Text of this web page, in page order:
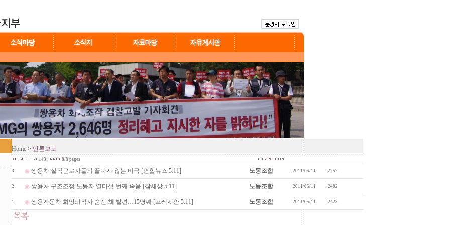
Home > 언론보도
143 , 8/8 pages
3 쌍용차 실직근로자들의 끝나지 않는 비극 [연합뉴스 5.11] 노동조합 2011/05/11 2757
2 쌍용차 구조조정 노동자 열다섯 번째 죽음 [참세상 5.11] 노동조합 2011/05/11 2482
1 쌍용자동차 희망퇴직자 숨진 채 발견…15명째 [프레시안 5.11] 노동조합 2011/05/11 2423